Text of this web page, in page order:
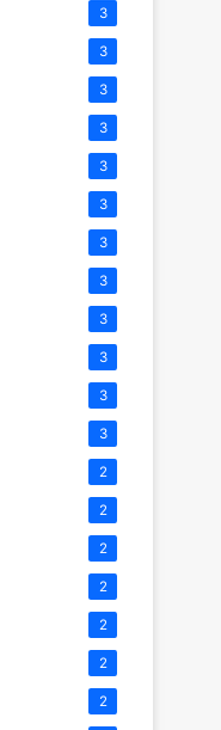
3
3
3
3
3
3
3
3
3
3
3
3
2
2
2
2
2
2
2